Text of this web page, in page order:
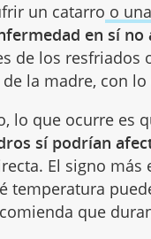
un catarro o
en sí
de los resfriados
la madre, con
lo que ocurre es
sí podrían
El signo más
temperatura
que